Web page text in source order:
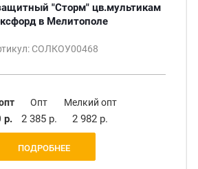
"Сторм" цв.мультикам
в Мелитополе
СОЛКОУ00468
р.
Опт
2 385 р.
Мелкий опт
2 982 р.
ПОДРОБНЕЕ